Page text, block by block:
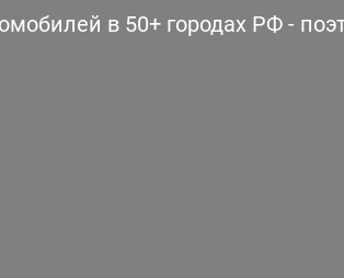
в 50+ городах РФ -